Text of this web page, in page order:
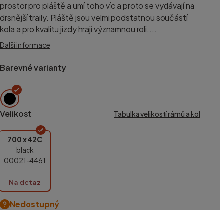
prostor pro pláště a umí toho víc a proto se vydávají na
drsnější traily. Pláště jsou velmi podstatnou součástí
kola a pro kvalitu jízdy hrají významnou roli....
Další informace
Barevné varianty
Velikost Tabulka velikostí rámů a kol
700 x 42C
black
00021-4461
Na dotaz
Nedostupný